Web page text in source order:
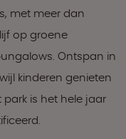
met meer dan
op groene
Ontspan in
kinderen genieten
is het hele jaar